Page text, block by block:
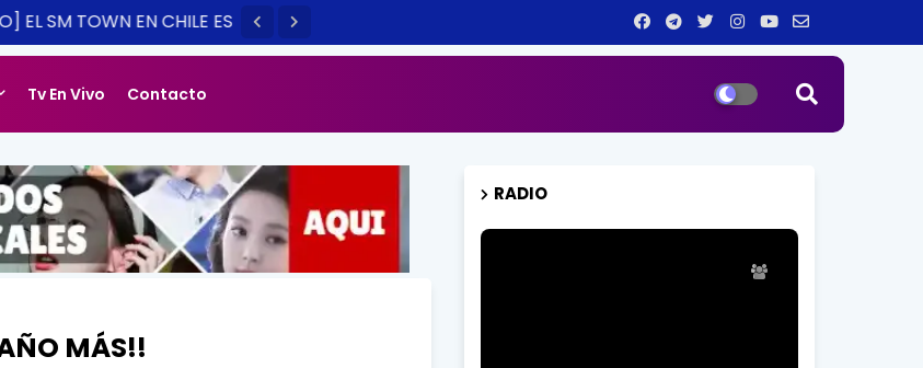
EL SM TOWN EN CHILE ES
Tv En Vivo Contacto
MÁS!!
RADIO